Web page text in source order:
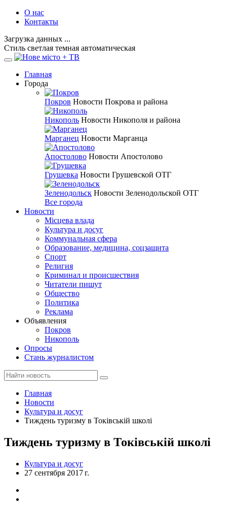
О нас
Контакты
Загрузка данных ...
Стиль светлая темная автоматическая
Главная
Города
Покров Новости Покрова и района
Никополь Новости Никополя и района
Марганец Новости Марганца
Апостолово Новости Апостолово
Грушевка Новости Грушевской ОТГ
Зеленодольск Новости Зеленодольской ОТГ
Все города
Новости
Місцева влада
Культура и досуг
Коммунальная сфера
Образование, медицина, соцзащита
Спорт
Религия
Криминал и происшествия
Читатели пишут
Общество
Политика
Реклама
Объявления
Покров
Никополь
Опросы
Стань журналистом
Главная
Новости
Культура и досуг
Тиждень туризму в Токівській школі
Тиждень туризму в Токівській школі
Культура и досуг
27 сентября 2017 г.